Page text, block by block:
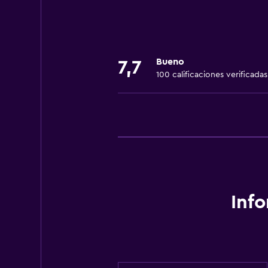
Artículos de aseo gratis
7,7 Bueno
100 calificaciones verificadas